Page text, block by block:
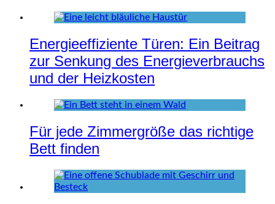
Energieeffiziente Türen: Ein Beitrag
zur Senkung des Energieverbrauchs
und der Heizkosten
Für jede Zimmergröße das richtige
Bett finden